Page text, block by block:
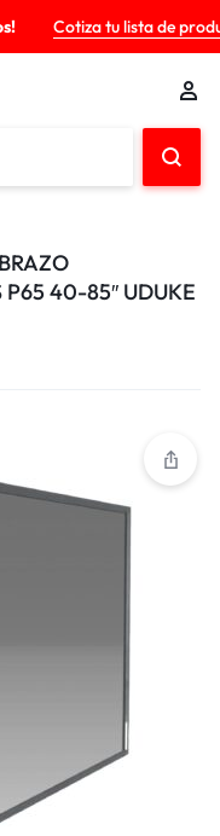
Cotiza tu lista de
P65 40-85″ UDUKE